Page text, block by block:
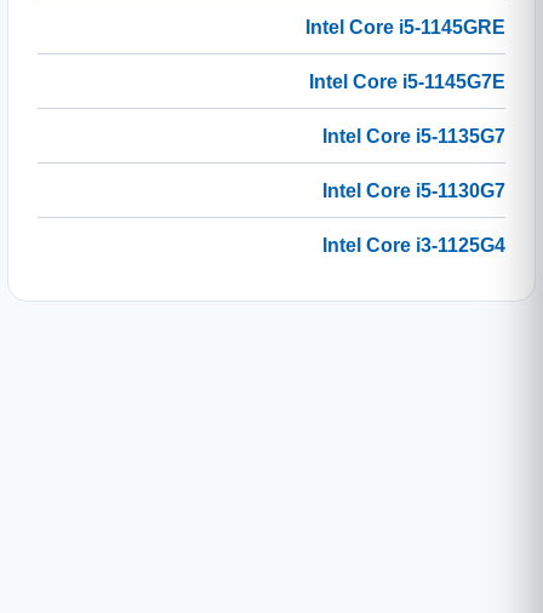
Intel Core i5-1145GRE
Intel Core i5-1145G7E
Intel Core i5-1135G7
Intel Core i5-1130G7
Intel Core i3-1125G4